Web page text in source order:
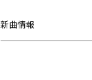
新曲情報